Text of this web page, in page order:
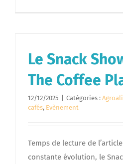
Le Snack
The Coffee
12/12/2025 Catégories :
cafés, Evènement
Temps de lecture de
constante évolution, le